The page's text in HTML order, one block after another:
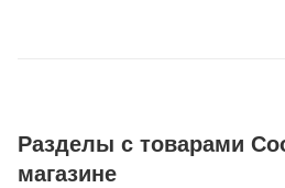
Разделы с товарами
магазине